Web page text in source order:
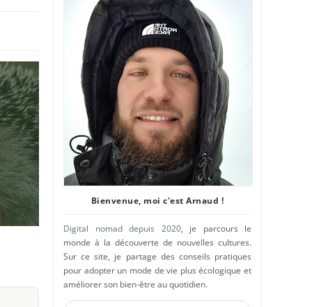
Bienvenue, moi c'est Arnaud !
Digital nomad depuis 2020, je parcours le
monde à la découverte de nouvelles cultures.
Sur ce site, je partage des conseils pratiques
pour adopter un mode de vie plus écologique et
améliorer son bien-être au quotidien.